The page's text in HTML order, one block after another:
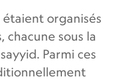
organisés
sous la
Parmi ces